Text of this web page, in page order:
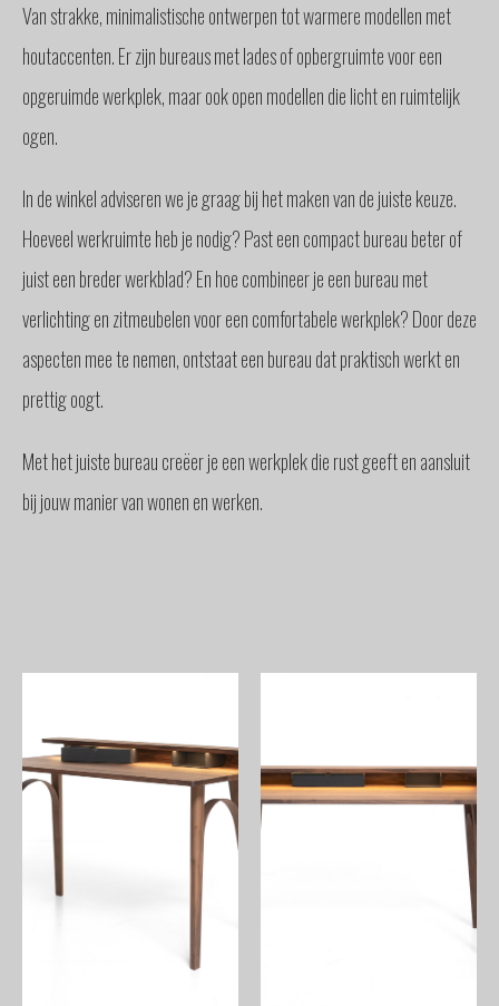
Van strakke, minimalistische ontwerpen tot warmere modellen met
houtaccenten. Er zijn bureaus met lades of opbergruimte voor een
opgeruimde werkplek, maar ook open modellen die licht en ruimtelijk
ogen.
In de winkel adviseren we je graag bij het maken van de juiste keuze.
Hoeveel werkruimte heb je nodig? Past een compact bureau beter of
juist een breder werkblad? En hoe combineer je een bureau met
verlichting en zitmeubelen voor een comfortabele werkplek? Door deze
aspecten mee te nemen, ontstaat een bureau dat praktisch werkt en
prettig oogt.
Met het juiste bureau creëer je een werkplek die rust geeft en aansluit
bij jouw manier van wonen en werken.